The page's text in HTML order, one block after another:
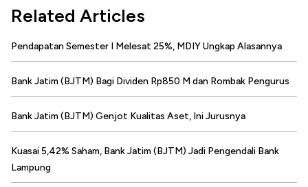
Related Articles
Pendapatan Semester I Melesat 25%, MDIY Ungkap Alasannya
Bank Jatim (BJTM) Bagi Dividen Rp850 M dan Rombak Pengurus
Bank Jatim (BJTM) Genjot Kualitas Aset, Ini Jurusnya
Kuasai 5,42% Saham, Bank Jatim (BJTM) Jadi Pengendali Bank
Lampung